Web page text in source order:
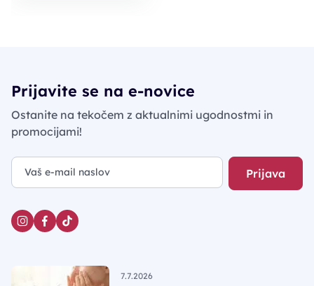
Prijavite se na e-novice
Ostanite na tekočem z aktualnimi ugodnostmi in
promocijami!
Prijava
7.7.2026